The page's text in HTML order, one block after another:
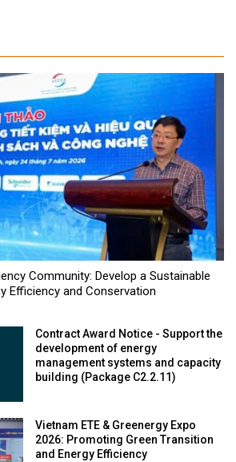
Community: Develop a Sustainable
Efficiency and Conservation
Contract Award Notice - Support the
development of energy
management systems and capacity
building (Package C2.2.11)
Vietnam ETE & Greenergy Expo
2026: Promoting Green Transition
and Energy Efficiency